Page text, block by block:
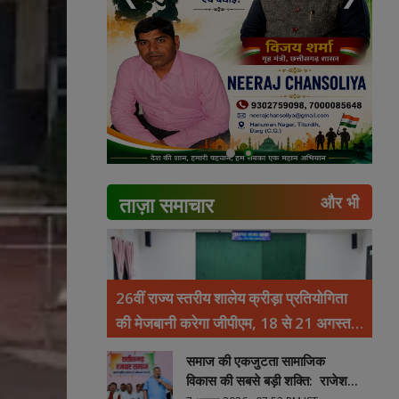
ताज़ा समाचार और भी
26वीं राज्य स्तरीय शालेय क्रीड़ा प्रतियोगिता
की मेजबानी करेगा जीपीएम, 18 से 21 अगस्त
तक जुटेंगे प्रदेशभर के खिलाड़ी
समाज की एकजुटता सामाजिक
विकास की सबसे बड़ी शक्ति: राजेश